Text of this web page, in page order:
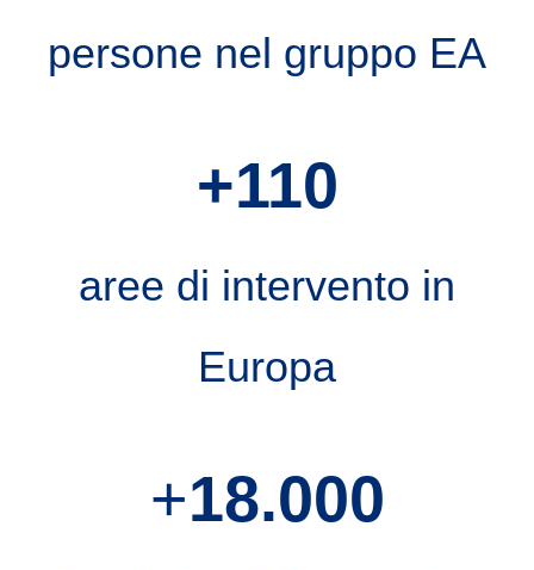
persone nel gruppo EA
+110
aree di intervento in
Europa
+18.000